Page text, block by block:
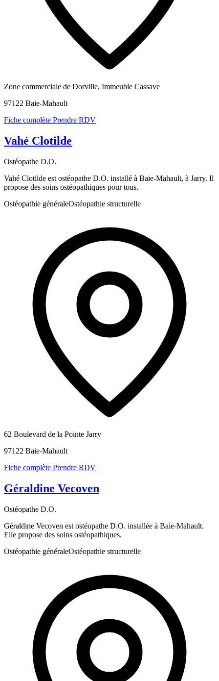
Zone commerciale de Dorville, Immeuble Cassave
97122 Baie-Mahault
Fiche complète Prendre RDV
Vahé Clotilde
Ostéopathe D.O.
Vahé Clotilde est ostéopathe D.O. installé à Baie-Mahault, à Jarry. Il
propose des soins ostéopathiques pour tous.
Ostéopathie généraleOstéopathie structurelle
62 Boulevard de la Pointe Jarry
97122 Baie-Mahault
Fiche complète Prendre RDV
Géraldine Vecoven
Ostéopathe D.O.
Géraldine Vecoven est ostéopathe D.O. installée à Baie-Mahault.
Elle propose des soins ostéopathiques.
Ostéopathie généraleOstéopathie structurelle